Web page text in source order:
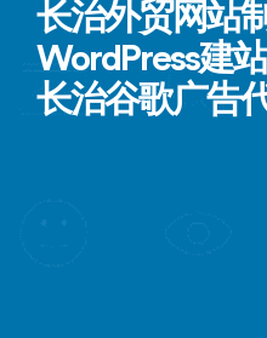
长治外贸网站
WordPress建
长治谷歌广告